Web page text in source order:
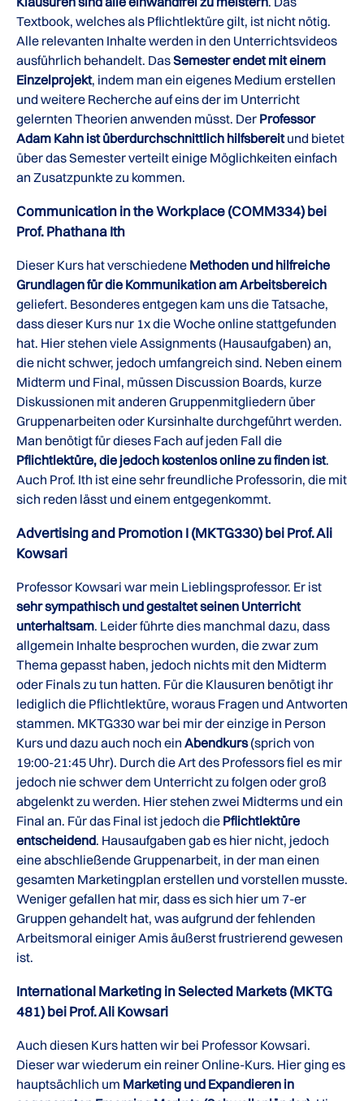
Textbook, welches als Pflichtlektüre gilt, ist nicht nötig.
Alle relevanten Inhalte werden in den Unterrichtsvideos
ausführlich behandelt. DasSemester endet mit einem
Einzelprojekt, indem man ein eigenes Medium erstellen
und weitere Recherche auf eins der im Unterricht
gelernten Theorien anwenden müsst. Der Professor
Adam Kahn ist überdurchschnittlich hilfsbereitund bietet
über das Semester verteilt einige Möglichkeiten einfach
an Zusatzpunkte zu kommen.
Communication in the Workplace (COMM334) bei
Prof. Phathana Ith
Dieser Kurs hat verschiedene Methoden und hilfreiche
Grundlagen für die Kommunikation am Arbeitsbereich
geliefert. Besonderes entgegen kam uns die Tatsache,
dass dieser Kurs nur 1x die Woche online stattgefunden
hat. Hier stehen viele Assignments (Hausaufgaben) an,
die nicht schwer, jedoch umfangreich sind. Neben einem
Midterm und Final, müssen Discussion Boards, kurze
Diskussionen mit anderen Gruppenmitgliedern über
Gruppenarbeiten oder Kursinhalte durchgeführt werden.
Man benötigt für dieses Fach auf jeden Fall die
Pflichtlektüre, die jedoch kostenlos online zu finden ist.
Auch Prof. Ith ist eine sehr freundliche Professorin, die mit
sich reden lässt und einem entgegenkommt.
Advertising and Promotion I (MKTG330) bei Prof. Ali
Kowsari
Professor Kowsari war mein Lieblingsprofessor. Er ist
sehr sympathisch und gestaltet seinen Unterricht
unterhaltsam. Leider führte dies manchmal dazu, dass
allgemein Inhalte besprochen wurden, die zwar zum
Thema gepasst haben, jedoch nichts mit den Midterm
oder Finals zu tun hatten. Für die Klausuren benötigt ihr
lediglich die Pflichtlektüre, woraus Fragen und Antworten
stammen. MKTG330 war bei mir der einzige in Person
Kurs und dazu auch noch ein Abendkurs(sprich von
19:00-21:45 Uhr). Durch die Art des Professors fiel es mir
jedoch nie schwer dem Unterricht zu folgen oder groß
abgelenkt zu werden. Hier stehen zwei Midterms und ein
Final an. Für das Final ist jedoch die Pflichtlektüre
entscheidend. Hausaufgaben gab es hier nicht, jedoch
eine abschließende Gruppenarbeit, in der man einen
gesamten Marketingplan erstellen und vorstellen musste.
Weniger gefallen hat mir, dass es sich hier um 7-er
Gruppen gehandelt hat, was aufgrund der fehlenden
Arbeitsmoral einiger Amis äußerst frustrierend gewesen
ist.
International Marketing in Selected Markets (MKTG
481) bei Prof. Ali Kowsari
Auch diesen Kurs hatten wir bei Professor Kowsari.
Dieser war wiederum ein reiner Online-Kurs. Hier ging es
hauptsächlich um Marketing und Expandieren in